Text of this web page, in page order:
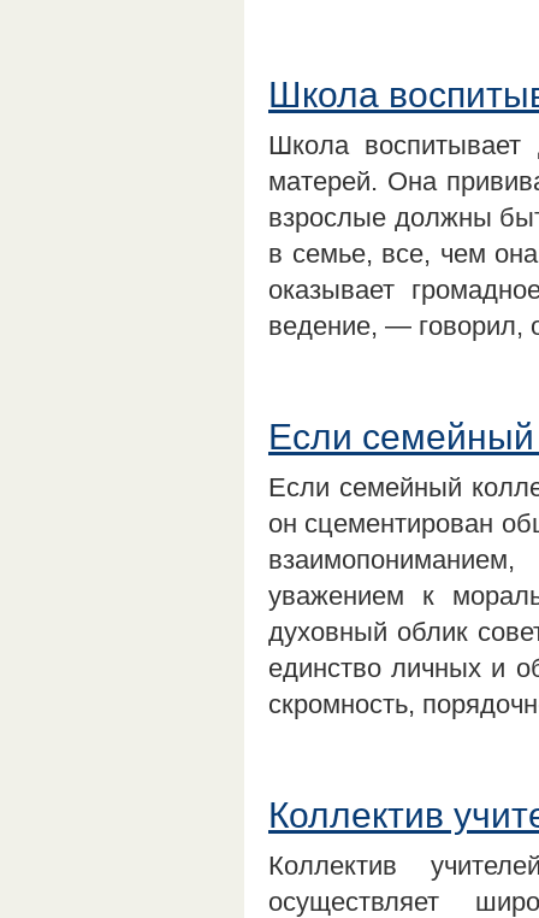
Школа
Школа
матерей. Она
взрослые должны
в семье, все, чем
оказывает
ведение, — говорил,
Если семейный
Если семейный
он сцементирован
уважением к
духовный облик
единство личных и
скромность,
Коллектив
Коллектив
осуществляет